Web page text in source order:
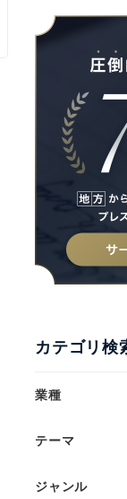
カテゴリ検
業種
テーマ
ジャンル